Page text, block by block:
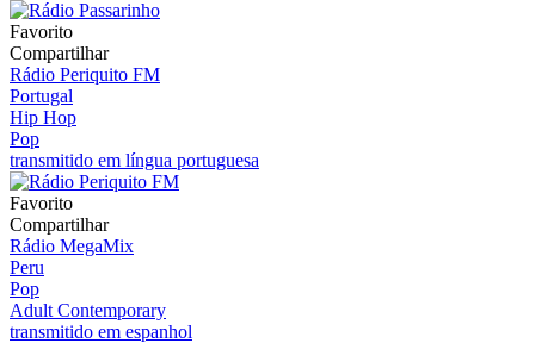
Favorito
Compartilhar
Rádio Periquito FM
Portugal
Hip Hop
Pop
transmitido em língua portuguesa
Favorito
Compartilhar
Rádio MegaMix
Peru
Pop
Adult Contemporary
transmitido em espanhol